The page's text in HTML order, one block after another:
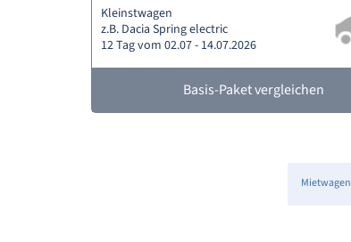
Kleinstwagen
z.B. Dacia Spring electric
12 Tag vom 02.07 - 14.07.2026
Basis-Paket vergleichen
Mietwagen